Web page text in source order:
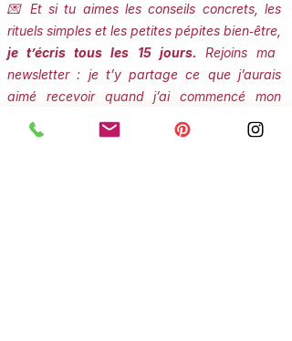
💌 Et si tu aimes les conseils concrets, les
rituels simples et les petites pépites bien‑être,
je t’écris tous les 15 jours. Rejoins ma
newsletter : je t’y partage ce que j’aurais
aimé recevoir quand j’ai commencé mon
propre chemin. Et oui… il y a un petit cadeau
qui t’attend 🤫